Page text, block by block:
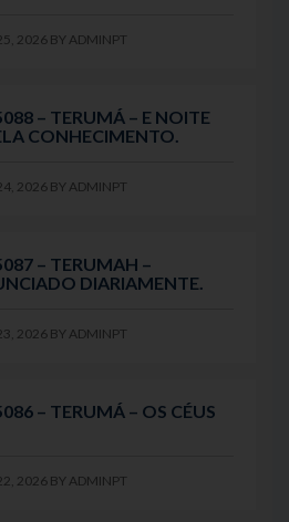
2026 BY ADMINPT
– TERUMÁ – E NOITE
CONHECIMENTO.
2026 BY ADMINPT
– TERUMAH –
DIARIAMENTE.
2026 BY ADMINPT
– TERUMÁ – OS CÉUS
2026 BY ADMINPT